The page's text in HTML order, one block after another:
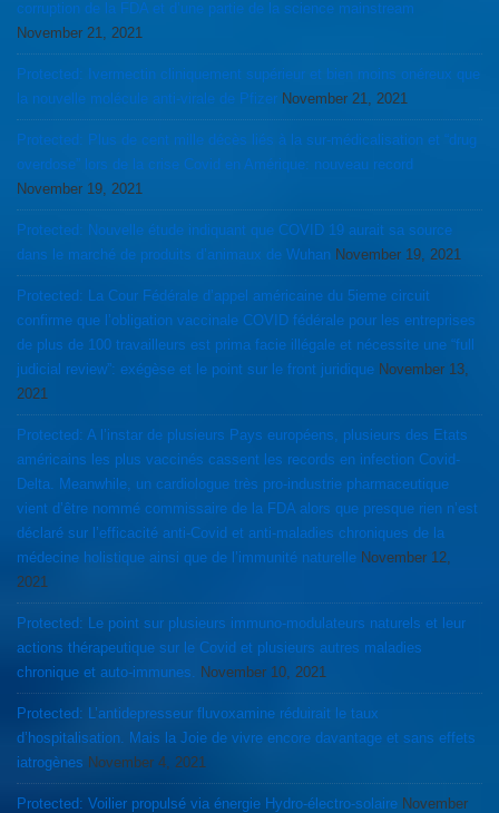
corruption de la FDA et d’une partie de la science mainstream
November 21, 2021
Protected: Ivermectin cliniquement supérieur et bien moins onéreux que
la nouvelle molécule anti-virale de Pfizer November 21, 2021
Protected: Plus de cent mille décès liés à la sur-médicalisation et “drug
overdose” lors de la crise Covid en Amérique: nouveau record
November 19, 2021
Protected: Nouvelle étude indiquant que COVID 19 aurait sa source
dans le marché de produits d’animaux de Wuhan November 19, 2021
Protected: La Cour Fédérale d’appel américaine du 5ieme circuit
confirme que l’obligation vaccinale COVID fédérale pour les entreprises
de plus de 100 travailleurs est prima facie illégale et nécessite une “full
judicial review”: exégèse et le point sur le front juridique November 13,
2021
Protected: A l’instar de plusieurs Pays européens, plusieurs des Etats
américains les plus vaccinés cassent les records en infection Covid-
Delta. Meanwhile, un cardiologue très pro-industrie pharmaceutique
vient d’être nommé commissaire de la FDA alors que presque rien n’est
déclaré sur l’efficacité anti-Covid et anti-maladies chroniques de la
médecine holistique ainsi que de l’immunité naturelle November 12,
2021
Protected: Le point sur plusieurs immuno-modulateurs naturels et leur
actions thérapeutique sur le Covid et plusieurs autres maladies
chronique et auto-immunes.
November 10, 2021
Protected: L’antidepresseur fluvoxamine réduirait le taux
d’hospitalisation. Mais la Joie de vivre encore davantage et sans effets
iatrogènes November 4, 2021
Protected: Voilier propulsé via énergie Hydro-électro-solaire November